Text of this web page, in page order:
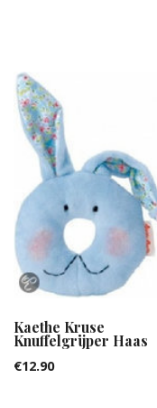
Kaethe Kruse
Knuffelgrijper Haas
€12.90